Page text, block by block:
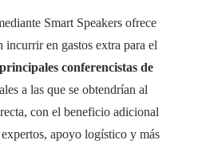
Smart Speakers ofrece
en gastos extra para el
principales conferencistas de
a las que se obtendrían al
con el beneficio adicional
apoyo logístico y más